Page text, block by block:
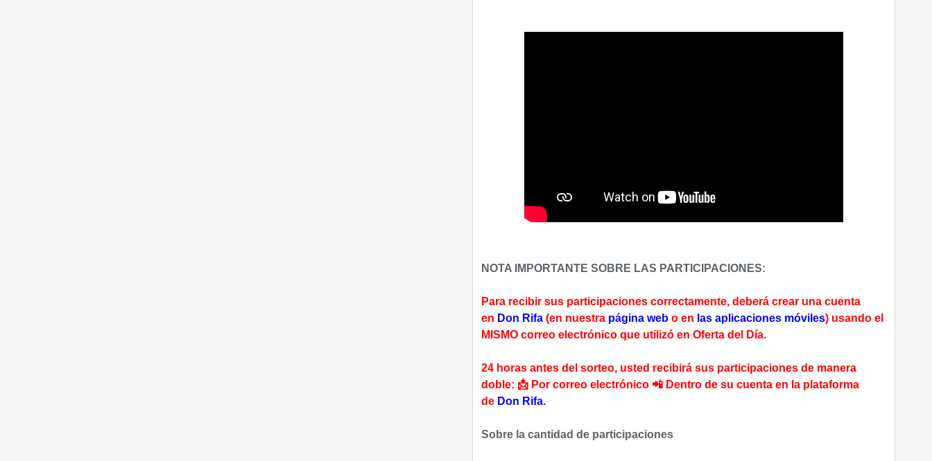
NOTA IMPORTANTE SOBRE LAS PARTICIPACIONES:
Para recibir sus participaciones correctamente, deberá crear una cuenta
en Don Rifa(en nuestra página web o en las aplicaciones móviles) usando el
MISMO correo electrónico que utilizó en Oferta del Día.
24 horas antes del sorteo, usted recibirá sus participaciones de manera
doble: 📩 Por correo electrónico 📲 Dentro de su cuenta en la plataforma
de Don Rifa.
Sobre la cantidad de participaciones